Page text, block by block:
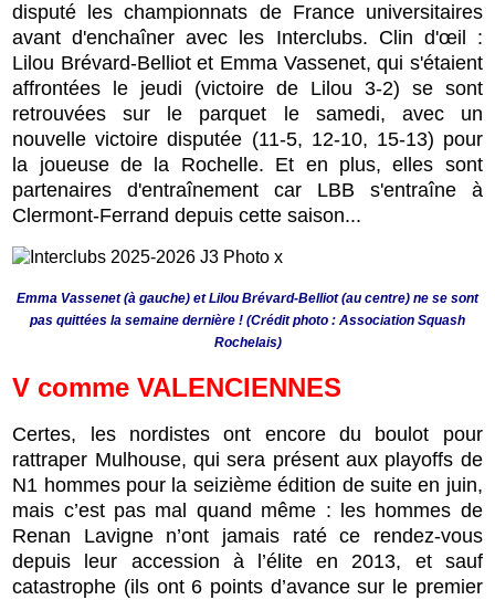
disputé les championnats de France universitaires
avant d'enchaîner avec les Interclubs. Clin d'œil :
Lilou Brévard-Belliot et Emma Vassenet, qui s'étaient
affrontées le jeudi (victoire de Lilou 3-2) se sont
retrouvées sur le parquet le samedi, avec un
nouvelle victoire disputée (11-5, 12-10, 15-13) pour
la joueuse de la Rochelle. Et en plus, elles sont
partenaires d'entraînement car LBB s'entraîne à
Clermont-Ferrand depuis cette saison...
Emma Vassenet (à gauche) et Lilou Brévard-Belliot (au centre) ne se sont
pas quittées la semaine dernière ! (Crédit photo : Association Squash
Rochelais)
V comme VALENCIENNES
Certes, les nordistes ont encore du boulot pour
rattraper Mulhouse, qui sera présent aux playoffs de
N1 hommes pour la seizième édition de suite en juin,
mais c’est pas mal quand même : les hommes de
Renan Lavigne n’ont jamais raté ce rendez-vous
depuis leur accession à l’élite en 2013, et sauf
catastrophe (ils ont 6 points d’avance sur le premier